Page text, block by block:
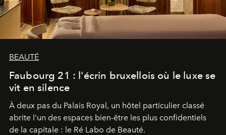
BEAUTÉ
Faubourg 21 : l'écrin bruxellois où le luxe se
vit en silence
À deux pas du Palais Royal, un hôtel particulier classé
abrite l'un des espaces bien-être les plus confidentiels
de la capitale : le Ré Labo de Beauté.